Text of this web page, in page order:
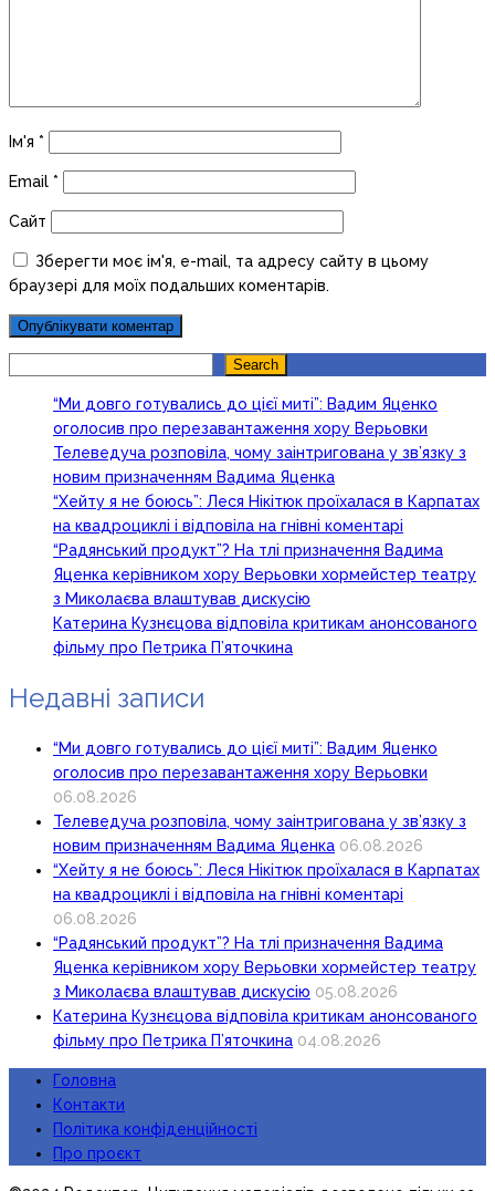
Ім'я *
Email *
Сайт
Зберегти моє ім'я, e-mail, та адресу сайту в цьому
браузері для моїх подальших коментарів.
Search
“Ми довго готувались до цієї миті”: Вадим Яценко
оголосив про перезавантаження хору Верьовки
Телеведуча розповіла, чому заінтригована у зв’язку з
новим призначенням Вадима Яценка
“Хейту я не боюсь”: Леся Нікітюк проїхалася в Карпатах
на квадроциклі і відповіла на гнівні коментарі
“Радянський продукт”? На тлі призначення Вадима
Яценка керівником хору Верьовки хормейстер театру
з Миколаєва влаштував дискусію
Катерина Кузнєцова відповіла критикам анонсованого
фільму про Петрика П’яточкина
Недавні записи
“Ми довго готувались до цієї миті”: Вадим Яценко
оголосив про перезавантаження хору Верьовки
06.08.2026
Телеведуча розповіла, чому заінтригована у зв’язку з
новим призначенням Вадима Яценка 06.08.2026
“Хейту я не боюсь”: Леся Нікітюк проїхалася в Карпатах
на квадроциклі і відповіла на гнівні коментарі
06.08.2026
“Радянський продукт”? На тлі призначення Вадима
Яценка керівником хору Верьовки хормейстер театру
з Миколаєва влаштував дискусію 05.08.2026
Катерина Кузнєцова відповіла критикам анонсованого
фільму про Петрика П’яточкина 04.08.2026
Головна
Контакти
Політика конфіденційності
Про проєкт